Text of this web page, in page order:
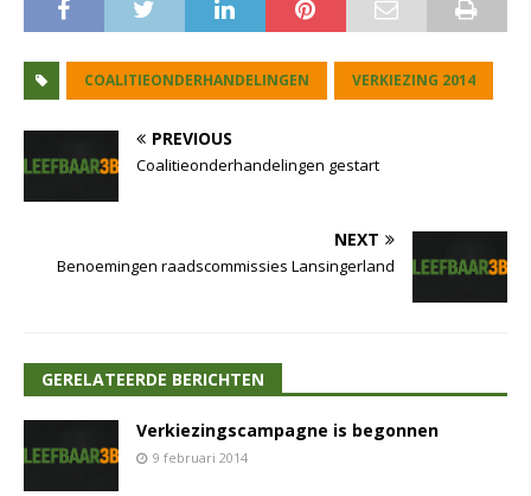
COALITIEONDERHANDELINGEN VERKIEZING 2014
PREVIOUS
Coalitieonderhandelingen gestart
NEXT
Benoemingen raadscommissies Lansingerland
GERELATEERDE BERICHTEN
Verkiezingscampagne is begonnen
9 februari 2014